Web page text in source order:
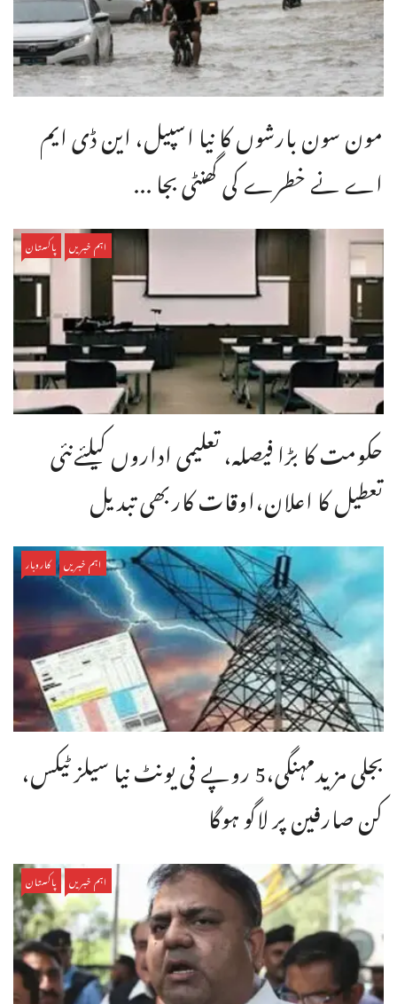
مون سون بارشوں کا نیا اسپیل، این ڈی ایم
اے نے خطرے کی گھنٹی بجا ...
اہم خبریں پاکستان
حکومت کا بڑا فیصلہ، تعلیمی اداروں کیلئےنئی
تعطیل کا اعلان،اوقات کاربھی تبدیل
اہم خبریں کاروبار
بجلی مزیدمہنگی،5 روپے فی یونٹ نیا سیلز ٹیکس،
کن صارفین پر لاگو ہوگا
اہم خبریں پاکستان